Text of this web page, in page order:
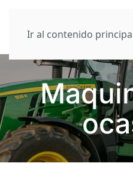
Ir al contenido